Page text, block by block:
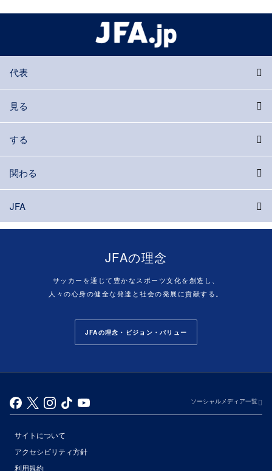
代表
見る
する
関わる
JFA
JFAの理念
サッカーを通じて豊かなスポーツ文化を創造し、
人々の心身の健全な発達と社会の発展に貢献する。
JFAの理念・ビジョン・バリュー
ソーシャルメディア一覧
サイトについて
アクセシビリティ方針
利用規約